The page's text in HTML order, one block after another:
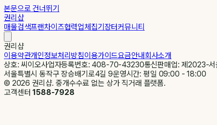
본문으로 건너뛰기
권리샵
매물검색프랜차이즈협력업체집기장터커뮤니티
권리샵
이용약관개인정보처리방침이용가이드요금안내회사소개
상호: 씨이오사업자등록번호: 408-70-43230통신판매업: 제2023-
서울특별시 동작구 장승배기로4길 9운영시간: 평일 09:00 - 18:00
© 2026 권리샵. 중개수수료 없는 상가 직거래 플랫폼.
고객센터1588-7928